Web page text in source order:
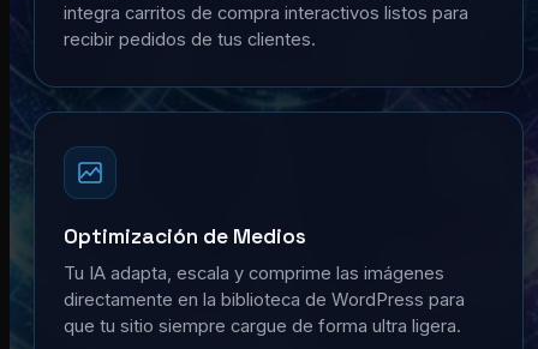
integra carritos de compra interactivos listos para
recibir pedidos de tus clientes.
Optimización de Medios
Tu IA adapta, escala y comprime las imágenes
directamente en la biblioteca de WordPress para
que tu sitio siempre cargue de forma ultra ligera.